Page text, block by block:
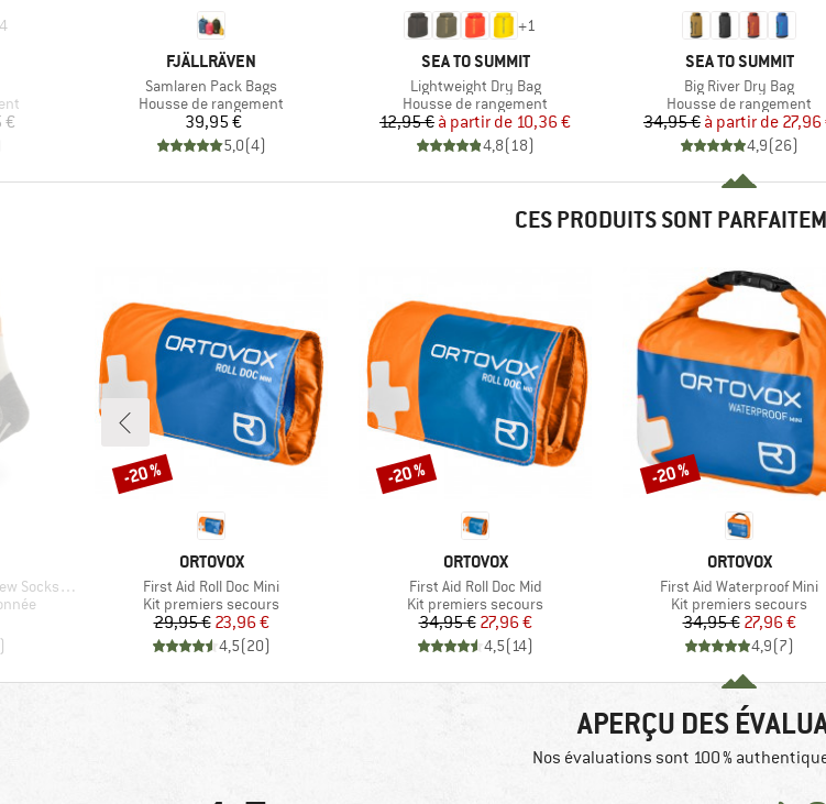
4
€
MARQUE
FJÄLLRÄVEN
Article
Samlaren Pack Bags
Product group
Housse de rangement
Prix
39,95 €
5,0(4)
+1
MARQUE
SEA TO SUMMIT
Article
Lightweight Dry Bag
Product group
Housse de rangement
Prix
12,95 € Prix réduit
à partir de 10,36 €
4,8(18)
MARQUE
SEA TO SUMMIT
Article
Big River Dry Bag
Product group
Housse de rangement
Prix
34,95 € Prix réduit
à partir de 27,96
4,9(26)
CES PRODUITS SONT
2-Pack
MARQUE
ORTOVOX
Article
First Aid Roll Doc Mini
Product group
Kit premiers secours
Prix
29,95 €Prix réduit
23,96 €
4,5(20)
Remise
-20 %
MARQUE
ORTOVOX
Article
First Aid Roll Doc Mid
Product group
Kit premiers secours
Prix
34,95 €Prix réduit
27,96 €
4,5(14)
Remise
-20 %
MARQUE
ORTOVOX
Article
First Aid Waterproof Mini
Product group
Kit premiers secours
Prix
34,95 €Prix réduit
27,96 €
4,9(7)
Remise
-20 %
APERÇU DES
Nos évaluations sont 100 %